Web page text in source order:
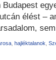
Budapest
élést –
hajléktalanok